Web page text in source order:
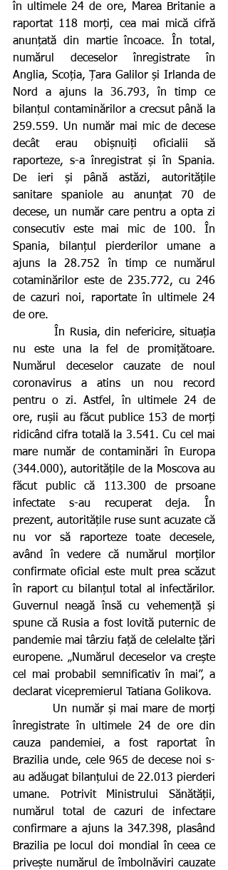
în ultimele 24 de ore, Marea Britanie a
raportat 118 morți, cea mai mică cifră
anunțată din martie încoace. În total,
numărul deceselor înregistrate în
Anglia, Scoția, Țara Galilor și Irlanda de
Nord a ajuns la 36.793, în timp ce
bilanțul contaminărilor a crecsut până la
259.559. Un număr mai mic de decese
decât erau obișnuiți oficialii să
raporteze, s-a înregistrat și în Spania.
De ieri și până astăzi, autoritățile
sanitare spaniole au anunțat 70 de
decese, un număr care pentru a opta zi
consecutiv este mai mic de 100. În
Spania, bilanțul pierderilor umane a
ajuns la 28.752 în timp ce numărul
cotaminărilor este de 235.772, cu 246
de cazuri noi, raportate în ultimele 24
de ore.
         În Rusia, din nefericire, situația
nu este una la fel de promițătoare.
Numărul deceselor cauzate de noul
coronavirus a atins un nou record
pentru o zi. Astfel, în ultimele 24 de
ore, rușii au făcut publice 153 de morți
ridicând cifra totală la 3.541. Cu cel mai
mare număr de contaminări în Europa
(344.000), autoritățile de la Moscova au
făcut public că 113.300 de prsoane
infectate s-au recuperat deja. În
prezent, autoritățile ruse sunt acuzate că
nu vor să raporteze toate decesele,
având în vedere că numărul morților
confirmate oficial este mult prea scăzut
în raport cu bilanțul total al infectărilor.
Guvernul neagă însă cu vehemență și
spune că Rusia a fost lovită puternic de
pandemie mai târziu față de celelalte țări
europene. „Numărul deceselor va crește
cel mai probabil semnificativ în mai”, a
declarat vicepremierul Tatiana Golikova.
înregistrate în ultimele 24 de ore din
cauza pandemiei, a fost raportat în
Brazilia unde, cele 965 de decese noi s-
au adăugat bilanțului de 22.013 pierderi
umane. Potrivit Ministrului Sănătății,
numărul total de cazuri de infectare
confirmare a ajuns la 347.398, plasând
Brazilia pe locul doi mondial în ceea ce
privește numărul de îmbolnăviri cauzate